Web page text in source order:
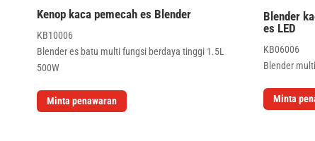
Kenop kaca pemecah es Blender
KB10006
Blender es batu multi fungsi berdaya tinggi 1.5L
500W
Minta penawaran
Blender
es LED
KB06006
Blender
Minta